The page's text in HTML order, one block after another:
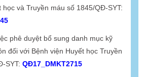
học và Truyền máu số 1845/QĐ-SYT:
phê duyệt bổ sung danh mục kỹ
đối với Bệnh viện Huyết học Truyền
SYT: QĐ17_DMKT2715